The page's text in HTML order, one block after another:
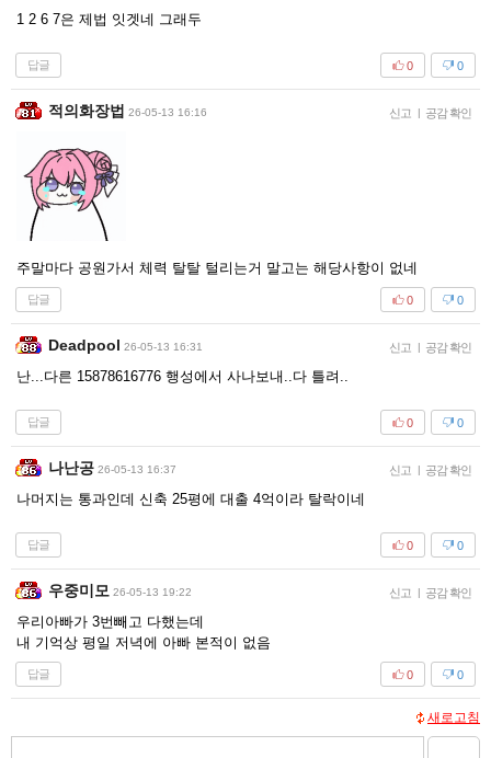
1 2 6 7은 제법 잇겟네 그래두
답글 0
0
적의화장법 26-05-13 16:16 신고 | 공감 확인
주말마다 공원가서 체력 탈탈 털리는거 말고는 해당사항이 없네
답글 0
0
Deadpool 26-05-13 16:31 신고 | 공감 확인
난...다른 15878616776 행성에서 사나보내..다 틀려..
답글 0
0
나난공 26-05-13 16:37 신고 | 공감 확인
나머지는 통과인데 신축 25평에 대출 4억이라 탈락이네
답글 0
0
우중미모 26-05-13 19:22 신고 | 공감 확인
우리아빠가 3번빼고 다했는데
내 기억상 평일 저녁에 아빠 본적이 없음
답글 0
0
새로고침